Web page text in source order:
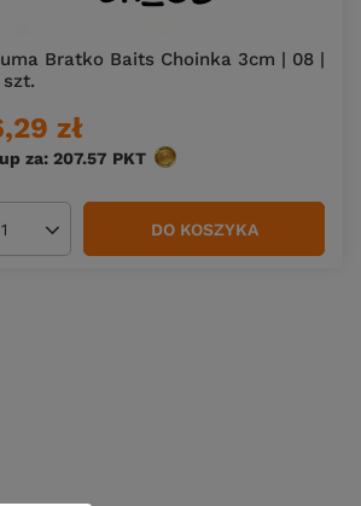
Bratko Baits Choinka 3cm | 08 |
szt.
zł
za: 207.57 PKT punktów
Ilość produktów DO KOSZYKA